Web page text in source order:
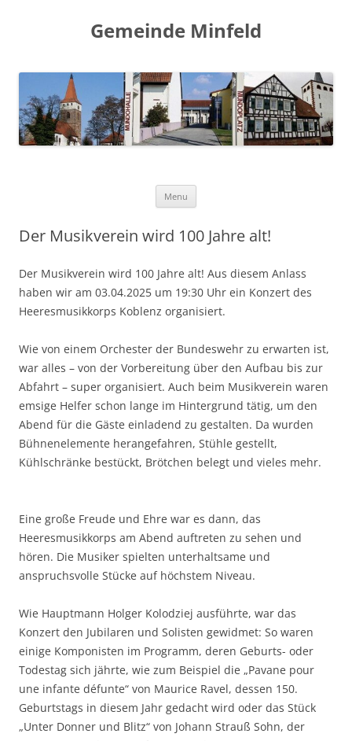
Gemeinde Minfeld
Menu
Der Musikverein wird 100 Jahre alt!
Der Musikverein wird 100 Jahre alt! Aus diesem Anlass
haben wir am 03.04.2025 um 19:30 Uhr ein Konzert des
Heeresmusikkorps Koblenz organisiert.
Wie von einem Orchester der Bundeswehr zu erwarten ist,
war alles – von der Vorbereitung über den Aufbau bis zur
Abfahrt – super organisiert. Auch beim Musikverein waren
emsige Helfer schon lange im Hintergrund tätig, um den
Abend für die Gäste einladend zu gestalten. Da wurden
Bühnenelemente herangefahren, Stühle gestellt,
Kühlschränke bestückt, Brötchen belegt und vieles mehr.
Eine große Freude und Ehre war es dann, das
Heeresmusikkorps am Abend auftreten zu sehen und
hören. Die Musiker spielten unterhaltsame und
anspruchsvolle Stücke auf höchstem Niveau.
Wie Hauptmann Holger Kolodziej ausführte, war das
Konzert den Jubilaren und Solisten gewidmet: So waren
einige Komponisten im Programm, deren Geburts- oder
Todestag sich jährte, wie zum Beispiel die „Pavane pour
une infante défunte“ von Maurice Ravel, dessen 150.
Geburtstags in diesem Jahr gedacht wird oder das Stück
„Unter Donner und Blitz“ von Johann Strauß Sohn, der